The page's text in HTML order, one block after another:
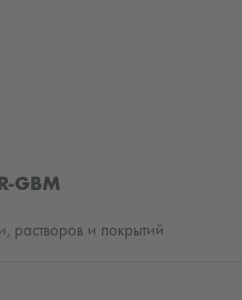
GBM
растворов и покрытий